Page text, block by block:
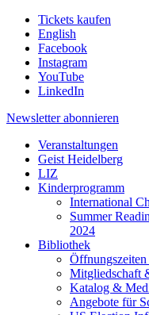
Tickets kaufen
English
Facebook
Instagram
YouTube
LinkedIn
Newsletter abonnieren
Veranstaltungen
Geist Heidelberg
LIZ
Kinderprogramm
International
Summer
2024
Bibliothek
Mitgliedschaft
Katalog &
Angebote für